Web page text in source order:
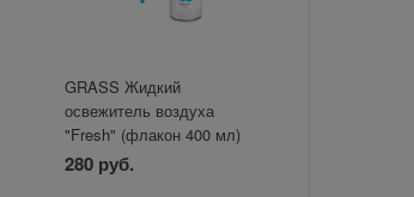
GRASS Жидкий
освежитель воздуха
"Fresh" (флакон 400 мл)
триггер
280 руб.